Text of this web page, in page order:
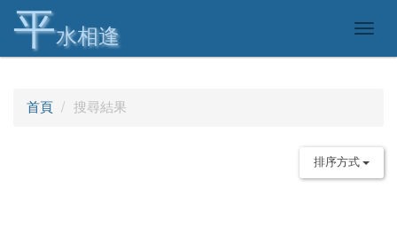
平水相逢
首頁 搜尋結果
排序方式